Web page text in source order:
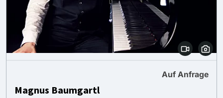
Auf Anfrage
Magnus Baumgartl